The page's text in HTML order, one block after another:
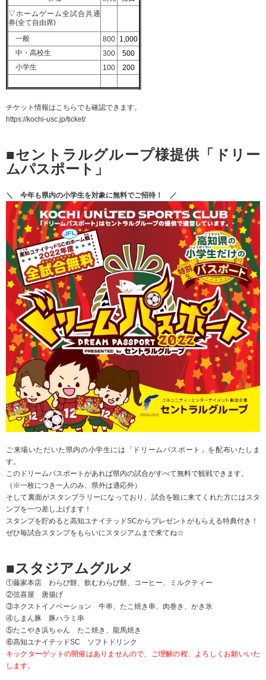
▽ホームゲーム全試合共通
券(全て自由席)
一般 800
1,000
中・高校生
300
500
小学生
100 200
チケット情報はこちらでも確認できます。
https://kochi-usc.jp/ticket/
■セントラルグループ様提供「ドリー
ムパスポート」
＼ 今年も県内の小学生を対象に無料でご招待！ ／
ご来場いただいた県内の小学生には「ドリームパスポート」を配布いたしま
す。
このドリームパスポートがあれば県内の試合がすべて無料で観戦できます。
（※一枚につき一人のみ、県外は適応外）
そして裏面がスタンプラリーになっており、試合を観に来てくれた方にはスタ
ンプを一つ差し上げます！
スタンプを貯めると高知ユナイテッドSCからプレゼントがもらえる特典付き！
ぜひ毎試合スタンプをもらいにスタジアムまで来てね☆
■スタジアムグルメ
①藤家本店 わらび餅、飲むわらび餅、コーヒー、ミルクティー
②弦喜屋 唐揚げ
③ネクストイノベーション 牛串、たこ焼き串、肉巻き、かき氷
④しまん豚 豚ハラミ串
⑤たこやき浜ちゃん たこ焼き、龍馬焼き
⑥高知ユナイテッドSC ソフトドリンク
キックターゲットの開催はありませんので、ご理解の程、よろしくお願いいた
します。